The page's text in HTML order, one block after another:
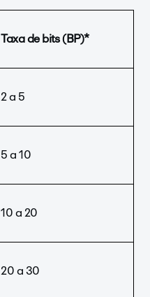
Taxa de bits (BP)*
2 a 5
5 a 10
10 a 20
20 a 30